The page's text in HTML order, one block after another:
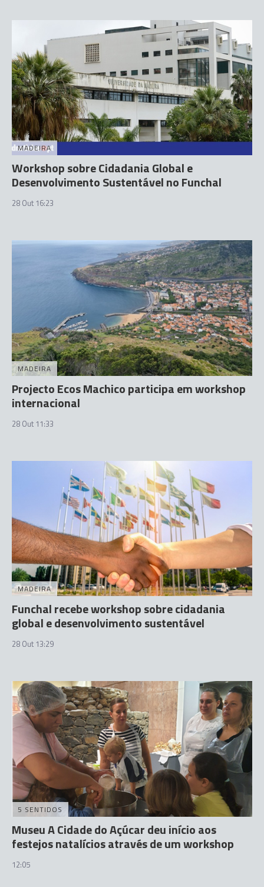
MADEIRA
Workshop sobre Cidadania Global e
Desenvolvimento Sustentável no Funchal
28 Out 16:23
MADEIRA
Projecto Ecos Machico participa em workshop
internacional
28 Out 11:33
MADEIRA
Funchal recebe workshop sobre cidadania
global e desenvolvimento sustentável
28 Out 13:29
5 SENTIDOS
Museu A Cidade do Açúcar deu início aos
festejos natalícios através de um workshop
12:05